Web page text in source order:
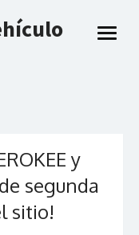
open
y
segunda
sitio!